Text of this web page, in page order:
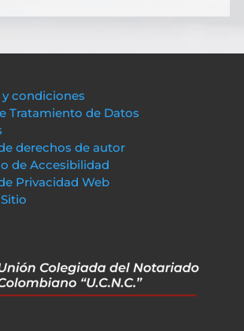
y condiciones
Tratamiento de Datos
derechos de autor
de Accesibilidad
Privacidad Web